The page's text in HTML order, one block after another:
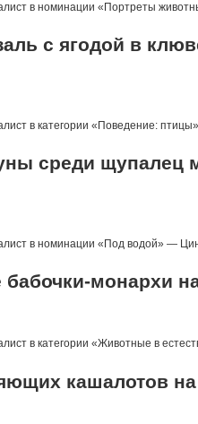
в номинации «Портреты
с ягодой в
в категории «Поведение:
среди щупалец
в номинации «Под водой» —
монархи
в категории «Животные в
кашалотов